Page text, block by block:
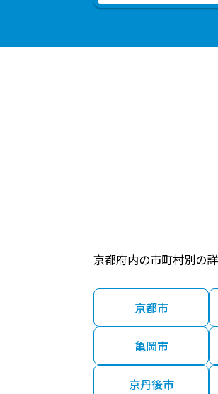
京都府内の市町村別の
京都市
亀岡市
京丹後市